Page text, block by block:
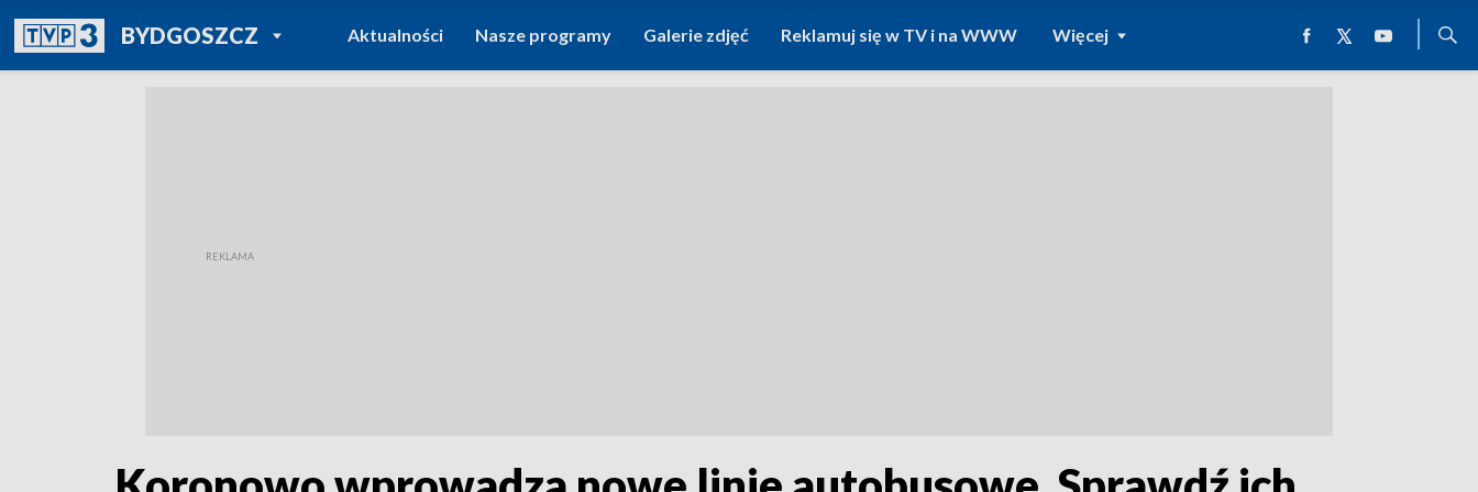
BYDGOSZCZPOWRÓT DO
TVP REGIONY
Aktualności Nasze programy Galerie zdjęć Reklamuj się w TV i na WWW Więcej